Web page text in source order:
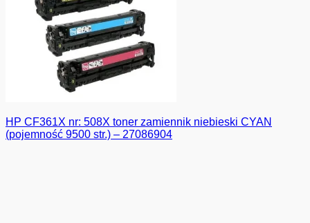
HP CF361X nr: 508X toner zamiennik niebieski CYAN
(pojemność 9500 str.) – 27086904